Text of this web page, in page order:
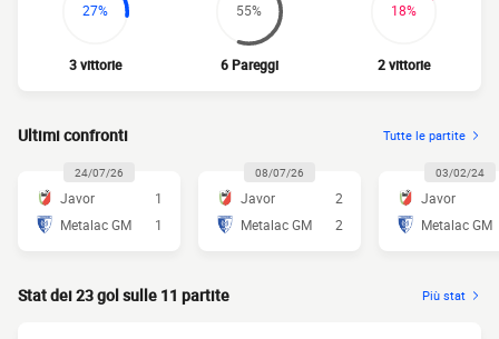
27%
3 vittorie
55%
6 Pareggi
18%
2 vittorie
Ultimi confronti Tutte le partite
24/07/26
Javor
1
Metalac GM
1
08/07/26
Javor
2
Metalac GM
2
03/02/24
Javor
Metalac GM
Stat dei 23 gol sulle 11 partite Più stat